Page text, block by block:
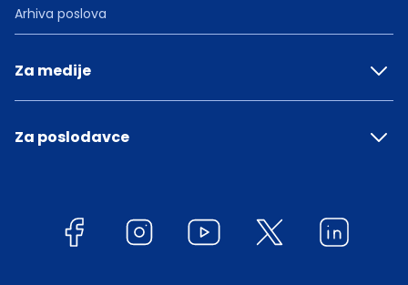
Arhiva poslova
Za medije
Za poslodavce